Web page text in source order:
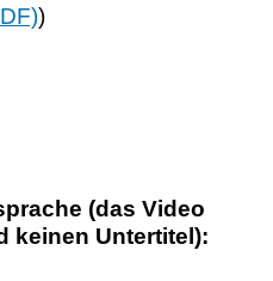
)
(das Video
keinen Untertitel):